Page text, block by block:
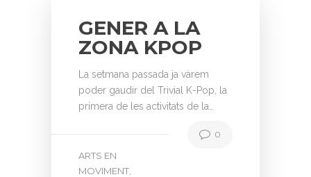
GENER A LA
ZONA KPOP
La setmana passada ja vàrem
poder gaudir del Trivial K-Pop, la
primera de les activitats de la…
ARTS EN
MOVIMENT,
0